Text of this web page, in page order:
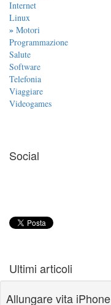
Internet
Linux
» Motori
Programmazione
Salute
Software
Telefonia
Viaggiare
Videogames
Social
Ultimi articoli
Allungare vita iPhone